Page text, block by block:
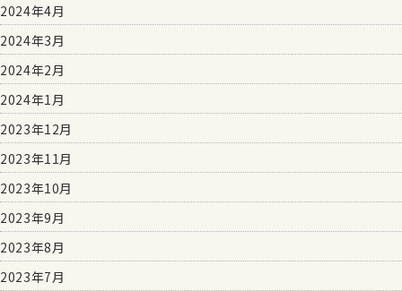
2024年4月
2024年3月
2024年2月
2024年1月
2023年12月
2023年11月
2023年10月
2023年9月
2023年8月
2023年7月